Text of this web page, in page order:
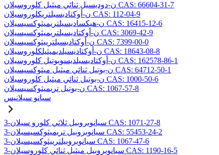
ن-دوديسيل ثنائي ميثيل كلوروسيلان CAS: 66604-31-7
ن-أوكتاديسيلتريكلوروسيلان CAS: 112-04-9
ن-هيكساديسيلتريميثوكسيسيلان CAS: 16415-12-6
ن-أوكتاديسيلتريميثوكسيسيلان CAS: 3069-42-9
ن-أوكتاديسيلترييثوكسيسيلان CAS: 7399-00-0
ن-أوكتاديسيلديميثيلكلوروسيلان CAS: 18643-08-8
ن-أوكتاديسيلديسوبوتيل كلوروسيلان CAS: 162578-86-1
ن-بوتيل ثنائي ميثيل ميثوكسيسيلان CAS: 64712-50-1
ن-بوتيل ثنائي ميثيل كلوروسيلان CAS: 1000-50-6
ن-بوتيل تريميثوكسيسيلان CAS: 1067-57-8
سيانو سيلانيس
3-سيانوبروبيل ثلاثي كلورو سيلان CAS: 1071-27-8
3-سيانوبروبيل تريميثوكسيسيلان CAS: 55453-24-2
3-سيانوبروبيلترييثوكسيسيلان CAS: 1067-47-6
3-سيانوبروبيل ميثيل ثنائي كلوروسيلان CAS: 1190-16-5